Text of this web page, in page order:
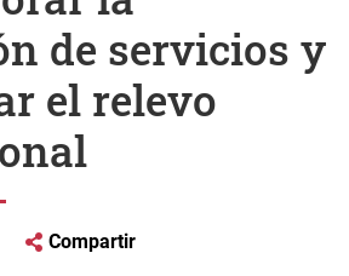
de servicios y
el relevo
Compartir